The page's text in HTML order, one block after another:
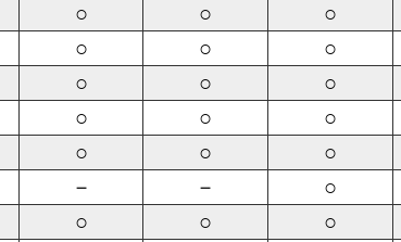
○ ○ ○
○ ○ ○
○ ○ ○
○ ○ ○
○ ○ ○
－ － ○
○ ○ ○